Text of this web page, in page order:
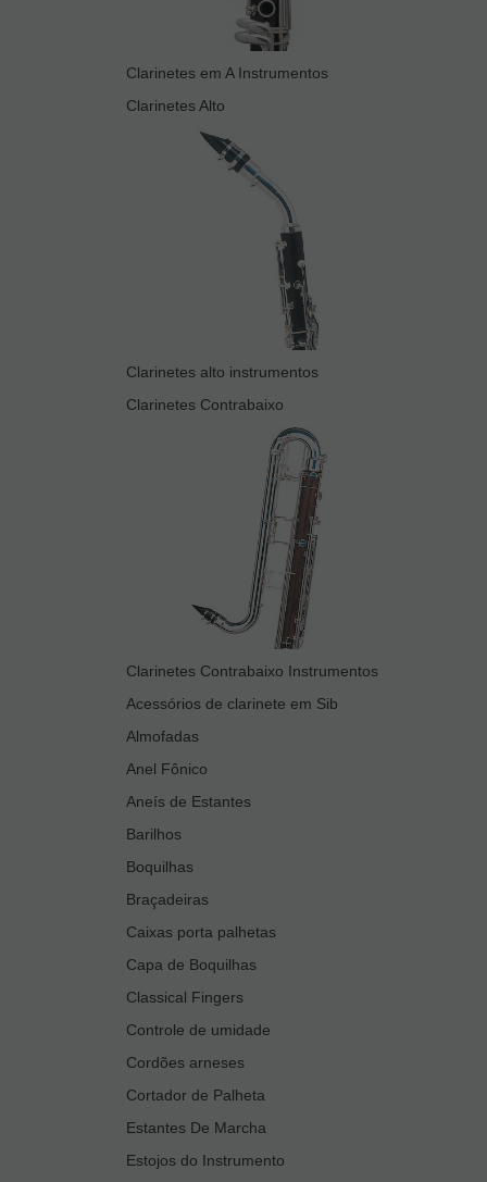
Clarinetes em A Instrumentos
Clarinetes Alto
Clarinetes alto instrumentos
Clarinetes Contrabaixo
Clarinetes Contrabaixo Instrumentos
Acessórios de clarinete em Sib
Almofadas
Anel Fônico
Aneís de Estantes
Barilhos
Boquilhas
Braçadeiras
Caixas porta palhetas
Capa de Boquilhas
Classical Fingers
Controle de umidade
Cordões arneses
Cortador de Palheta
Estantes De Marcha
Estojos do Instrumento